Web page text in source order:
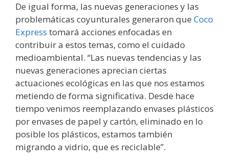
De igual forma, las nuevas generaciones y las
problemáticas coyunturales generaron que Coco
Express tomará acciones enfocadas en
contribuir a estos temas, como el cuidado
medioambiental. “Las nuevas tendencias y las
nuevas generaciones aprecian ciertas
actuaciones ecológicas en las que nos estamos
metiendo de forma significativa. Desde hace
tiempo venimos reemplazando envases plásticos
por envases de papel y cartón, eliminado en lo
posible los plásticos, estamos también
migrando a vidrio, que es reciclable”.